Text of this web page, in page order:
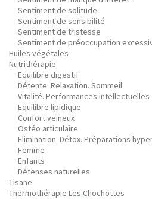
Sentiment de solitude
Sentiment de sensibilité
Sentiment de tristesse
Sentiment de préoccupation
Huiles végétales
Nutrithérapie
Equilibre digestif
Détente. Relaxation. Sommeil
Vitalité. Performances intellectuelles
Equilibre lipidique
Confort veineux
Ostéo articulaire
Elimination. Détox. Préparations
Femme
Enfants
Défenses naturelles
Tisane
Thermothérapie Les Chochottes